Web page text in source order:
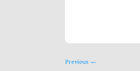
←
Previous